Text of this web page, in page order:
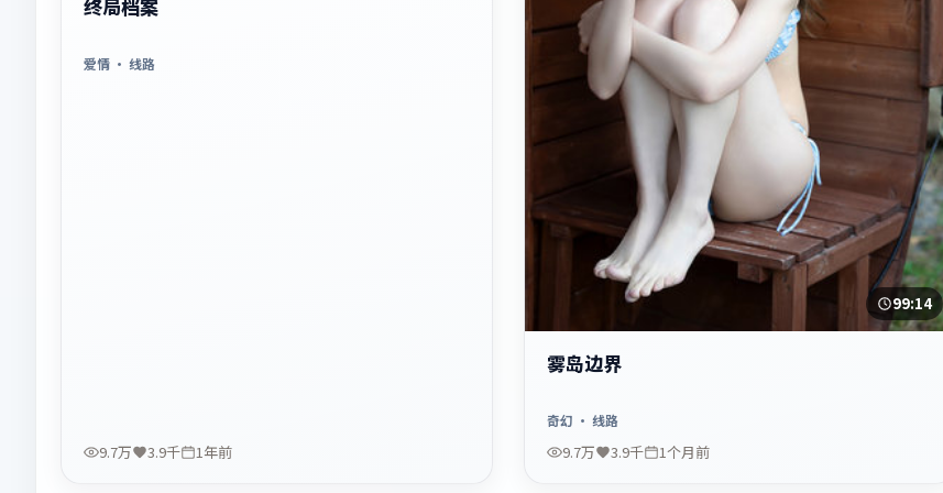
终局档案
爱情· 线路
9.7万 3.9千 1年前
99:14
雾岛边界
奇幻 · 线路
9.7万 3.9千 1个月前